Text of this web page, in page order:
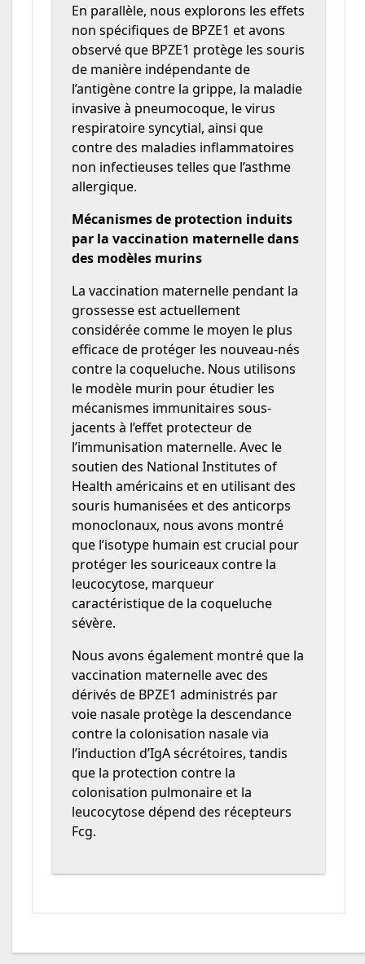
En parallèle, nous explorons les effets
non spécifiques de BPZE1 et avons
observé que BPZE1 protège les souris
de manière indépendante de
l’antigène contre la grippe, la maladie
invasive à pneumocoque, le virus
respiratoire syncytial, ainsi que
contre des maladies inflammatoires
non infectieuses telles que l’asthme
allergique.
Mécanismes de protection induits
par la vaccination maternelle dans
des modèles murins
La vaccination maternelle pendant la
grossesse est actuellement
considérée comme le moyen le plus
efficace de protéger les nouveau-nés
contre la coqueluche. Nous utilisons
le modèle murin pour étudier les
mécanismes immunitaires sous-
jacents à l’effet protecteur de
l’immunisation maternelle. Avec le
soutien des National Institutes of
Health américains et en utilisant des
souris humanisées et des anticorps
monoclonaux, nous avons montré
que l’isotype humain est crucial pour
protéger les souriceaux contre la
leucocytose, marqueur
caractéristique de la coqueluche
sévère.
Nous avons également montré que la
vaccination maternelle avec des
dérivés de BPZE1 administrés par
voie nasale protège la descendance
contre la colonisation nasale via
l’induction d’IgA sécrétoires, tandis
que la protection contre la
colonisation pulmonaire et la
leucocytose dépend des récepteurs
Fcg.